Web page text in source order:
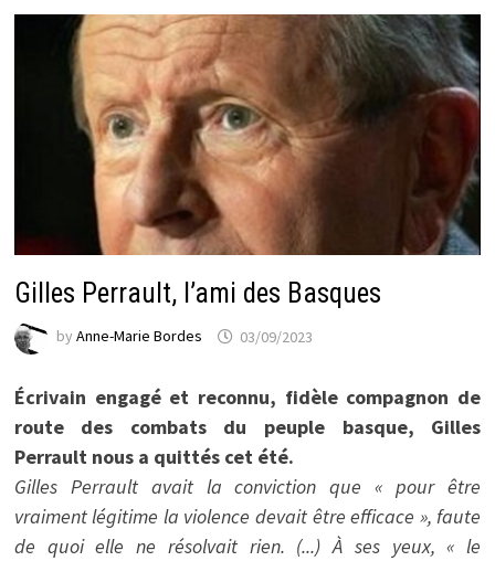
Gilles Perrault, l’ami des Basques
by Anne-Marie Bordes 03/09/2023
Écrivain engagé et reconnu, fidèle compagnon de
route des combats du peuple basque, Gilles
Perrault nous a quittés cet été.
Gilles Perrault avait la conviction que « pour être
vraiment légitime la violence devait être efficace », faute
de quoi elle ne résolvait rien. (...) À ses yeux, « le